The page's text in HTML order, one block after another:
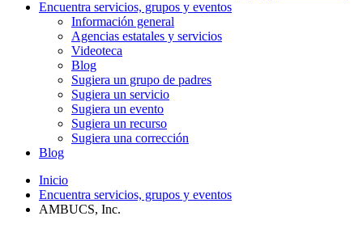
Encuentra servicios, grupos y eventos
Información general
Agencias estatales y servicios
Videoteca
Blog
Sugiera un grupo de padres
Sugiera un servicio
Sugiera un evento
Sugiera un recurso
Sugiera una corrección
Blog
Inicio
Encuentra servicios, grupos y eventos
AMBUCS, Inc.